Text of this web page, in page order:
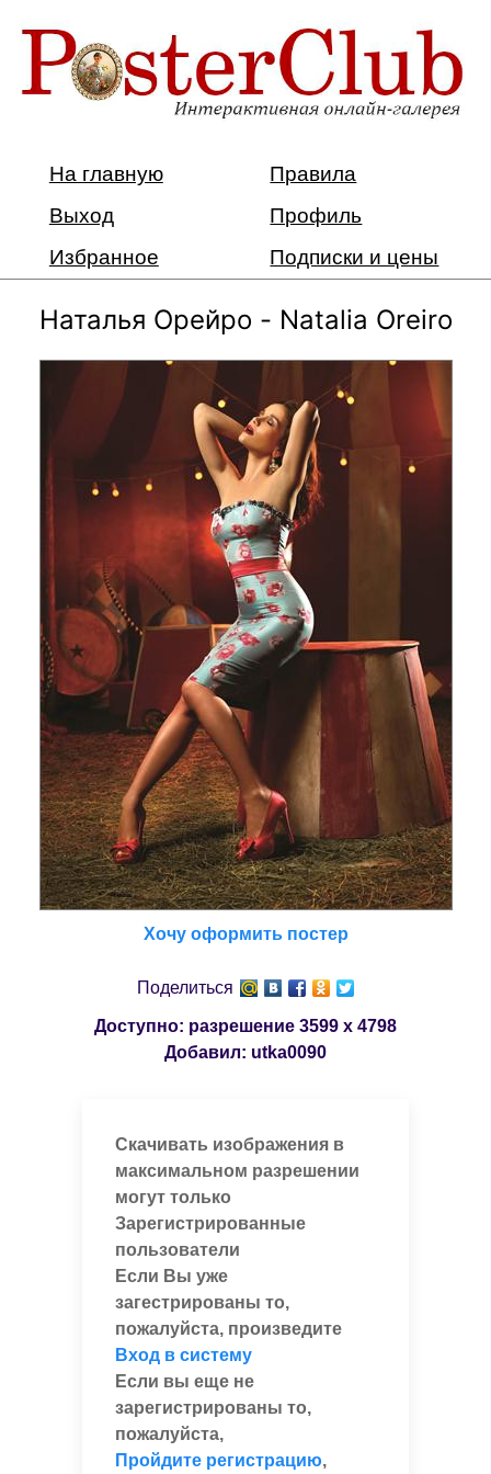
На главную
Правила
Выход
Профиль
Избранное
Подписки и цены
Наталья Орейро - Natalia Oreiro
Хочу оформить постер
Поделиться
Доступно: разрешение 3599 x 4798
Добавил: utka0090
Скачивать изображения в
максимальном разрешении
могут только
Зарегистрированные
пользователи
Если Вы уже
загестрированы то,
пожалуйста, произведите
Вход в систему
Если вы еще не
зарегистрированы то,
пожалуйста,
Пройдите регистрацию,